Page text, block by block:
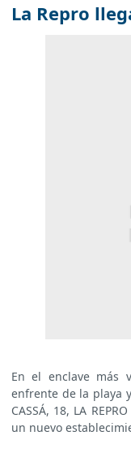
La Repro
En el enclave más
enfrente de la playa
CASSÁ, 18, LA
un nuevo